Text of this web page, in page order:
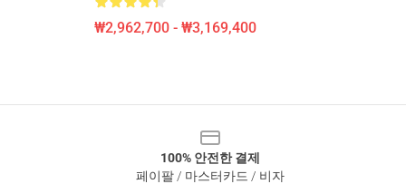
₩2,962,700 - ₩3,169,400
100% 안전한 결제
페이팔 / 마스터카드 / 비자